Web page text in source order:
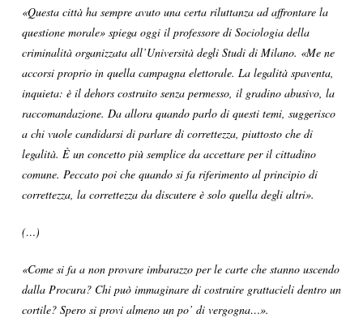
«Questa città ha sempre avuto una certa riluttanza ad affrontare la
questione morale» spiega oggi il professore di Sociologia della
criminalità organizzata all’Università degli Studi di Milano. «Me ne
accorsi proprio in quella campagna elettorale. La legalità spaventa,
inquieta: è il dehors costruito senza permesso, il gradino abusivo, la
raccomandazione. Da allora quando parlo di questi temi, suggerisco
a chi vuole candidarsi di parlare di correttezza, piuttosto che di
legalità. È un concetto più semplice da accettare per il cittadino
comune. Peccato poi che quando si fa riferimento al principio di
correttezza, la correttezza da discutere è solo quella degli altri».
(…)
«Come si fa a non provare imbarazzo per le carte che stanno uscendo
dalla Procura? Chi può immaginare di costruire grattacieli dentro un
cortile? Spero si provi almeno un po’ di vergogna…».